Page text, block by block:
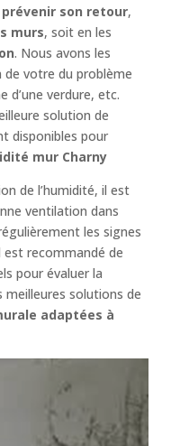
prévenir son retour,
murs, soit en les
. Nous avons les
votre du problème
d’une verdure, etc.
solution de
disponibles pour
mur Charny
de l’humidité, il est
ventilation dans
les signes
est recommandé de
pour évaluer la
solutions de
adaptées à